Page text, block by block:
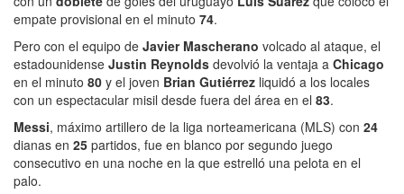
empate provisional en el minuto 74.
Pero con el equipo de Javier Mascherano volcado al ataque, el
estadounidense Justin Reynolds devolvió la ventaja a Chicago
en el minuto 80 y el joven Brian Gutiérrez liquidó a los locales
con un espectacular misil desde fuera del área en el 83.
Messi, máximo artillero de la liga norteamericana (MLS) con 24
dianas en 25 partidos, fue en blanco por segundo juego
consecutivo en una noche en la que estrelló una pelota en el
palo.